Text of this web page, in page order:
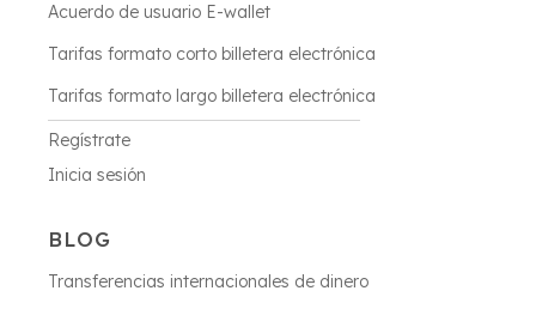
Acuerdo de usuario E-wallet
Tarifas formato corto billetera electrónica
Tarifas formato largo billetera electrónica
Regístrate
Inicia sesión
BLOG
Transferencias internacionales de dinero